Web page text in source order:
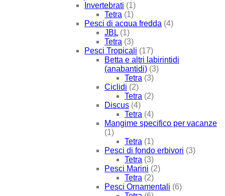
Invertebrati (1)
Tetra (1)
Pesci di acqua fredda (4)
JBL (1)
Tetra (3)
Pesci Tropicali (17)
Betta e altri labirintidi
(anabantidi) (3)
Tetra (3)
Ciclidi (2)
Tetra (2)
Discus (4)
Tetra (4)
Mangime specifico per vacanze
(1)
Tetra (1)
Pesci di fondo erbivori (3)
Tetra (3)
Pesci Marini (2)
Tetra (2)
Pesci Ornamentali (6)